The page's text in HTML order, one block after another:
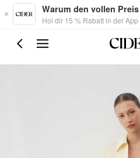
Skip to main content
Warum den vollen
Hol dir 15 % Rabatt in der